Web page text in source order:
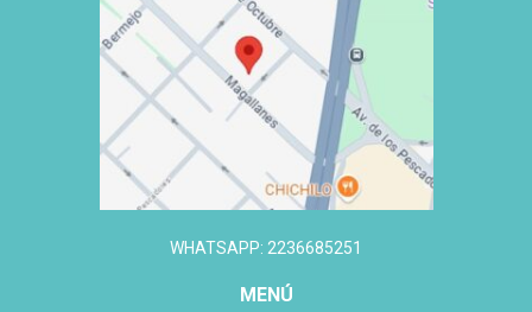
WHATSAPP: 2236685251
MENÚ